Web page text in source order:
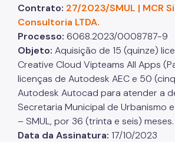
Contrato: 27/2023/SMUL | MCR
Consultoria LTDA.
Processo: 6068.2023/0008787-9
Objeto: Aquisição de 15 (quinze)
Creative Cloud Vipteams All Apps
licenças de Autodesk AEC e 50
Autodesk Autocad para atender a
Secretaria Municipal de Urbanismo
– SMUL, por 36 (trinta e seis) meses.
Data da Assinatura: 17/10/2023